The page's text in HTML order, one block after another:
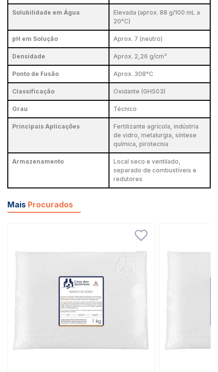
Solubilidade em Água
Elevada (aprox. 88 g/100 mL a
20°C)
pH em Solução Aprox. 7 (neutro)
Densidade Aprox. 2,26 g/cm³
Ponto de Fusão Aprox. 308°C
Classificação Oxidante (GHS03)
Grau Técnico
Principais Aplicações
Fertilizante agrícola, indústria
de vidro, metalurgia, síntese
química, pirotecnia
Armazenamento
Local seco e ventilado,
separado de combustíveis e
redutores
Mais Procurados